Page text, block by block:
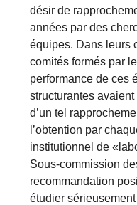
désir de
années par des
équipes. Dans leurs
comités formés par
performance de ces
structurantes avaient
d’un tel
l’obtention par
institutionnel de
Sous-commission
recommandation
étudier sérieusement